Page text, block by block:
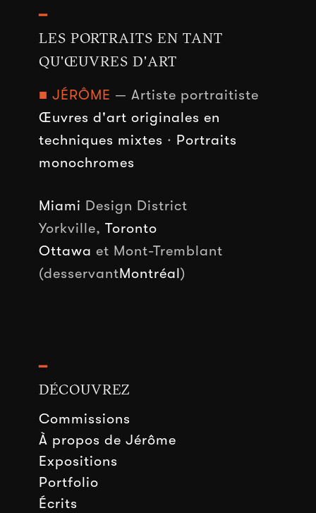
━
LES PORTRAITS EN TANT
QU'ŒUVRES D'ART
■ JÉRÔME — Artiste portraitiste
Œuvres d'art originales en
techniques mixtes · Portraits
monochromes
Miami Design District
Yorkville, Toronto
Ottawa et Mont-Tremblant
(desservantMontréal)
━
DÉCOUVREZ
Commissions
À propos de Jérôme
Expositions
Portfolio
Écrits